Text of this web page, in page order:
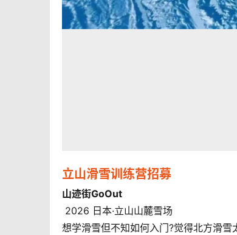
立山滑雪训练营招募
山迹街GoOut
2026 日本·立山山麓雪场
想学滑雪但不知如何入门?觉得北方滑